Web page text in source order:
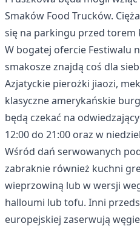
Smaków Food Trucków.
się na parkingu przed torem
W bogatej ofercie Festiwalu
smakosze znajdą coś dla
Azjatyckie pierożki jiaozi,
klasyczne amerykańskie
będą czekać na
12:00 do 21:00 oraz w
Wśród dań serwowanych
zabraknie również kuchni
wieprzowiną lub w wersji
halloumi lub tofu. Inni
europejskiej zaserwują